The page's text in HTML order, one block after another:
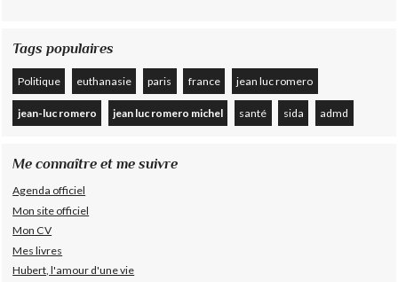
Tags populaires
Politique euthanasie paris france jean luc romero
jean-luc romero jean luc romero michel santé sida admd
Me connaître et me suivre
Agenda officiel
Mon site officiel
Mon CV
Mes livres
Hubert, l'amour d'une vie